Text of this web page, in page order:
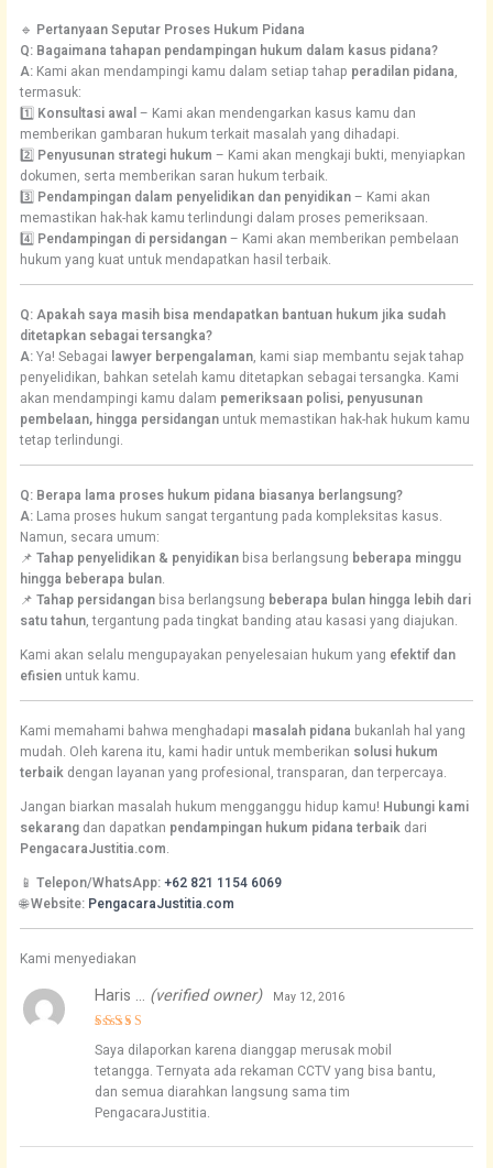
🔹 Pertanyaan Seputar Proses Hukum Pidana
Q: Bagaimana tahapan pendampingan hukum dalam kasus pidana?
A: Kami akan mendampingi kamu dalam setiap tahap peradilan pidana,
termasuk:
1️⃣ Konsultasi awal– Kami akan mendengarkan kasus kamu dan
memberikan gambaran hukum terkait masalah yang dihadapi.
2️⃣ Penyusunan strategi hukum – Kami akan mengkaji bukti, menyiapkan
dokumen, serta memberikan saran hukum terbaik.
3️⃣ Pendampingan dalam penyelidikan dan penyidikan– Kami akan
memastikan hak-hak kamu terlindungi dalam proses pemeriksaan.
4️⃣ Pendampingan di persidangan– Kami akan memberikan pembelaan
hukum yang kuat untuk mendapatkan hasil terbaik.
Q: Apakah saya masih bisa mendapatkan bantuan hukum jika sudah
ditetapkan sebagai tersangka?
A:Ya! Sebagai lawyer berpengalaman, kami siap membantu sejak tahap
penyelidikan, bahkan setelah kamu ditetapkan sebagai tersangka. Kami
akan mendampingi kamu dalam pemeriksaan polisi, penyusunan
pembelaan, hingga persidangan untuk memastikan hak-hak hukum kamu
tetap terlindungi.
Q: Berapa lama proses hukum pidana biasanya berlangsung?
A: Lama proses hukum sangat tergantung pada kompleksitas kasus.
Namun, secara umum:
📌Tahap penyelidikan & penyidikan bisa berlangsung beberapa minggu
hingga beberapa bulan.
📌Tahap persidangan bisa berlangsung beberapa bulan hingga lebih dari
satu tahun, tergantung pada tingkat banding atau kasasi yang diajukan.
Kami akan selalu mengupayakan penyelesaian hukum yang efektif dan
efisien untuk kamu.
Kami memahami bahwa menghadapi masalah pidana bukanlah hal yang
mudah. Oleh karena itu, kami hadir untuk memberikan solusi hukum
terbaik dengan layanan yang profesional, transparan, dan terpercaya.
Jangan biarkan masalah hukum mengganggu hidup kamu! Hubungi kami
sekarang dan dapatkan pendampingan hukum pidana terbaik dari
PengacaraJustitia.com.
📱Telepon/WhatsApp:+62 821 1154 6069
🌐Website: PengacaraJustitia.com
Kami menyediakan
Rated
out of 5
Haris … (verified owner) May 12, 2016
Saya dilaporkan karena dianggap merusak mobil
tetangga. Ternyata ada rekaman CCTV yang bisa bantu,
dan semua diarahkan langsung sama tim
PengacaraJustitia.